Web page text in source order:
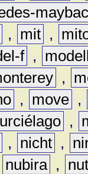
, mit ,
f ,
,
, move ,
,
, nicht ,
nubira ,